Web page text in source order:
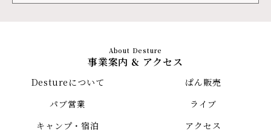
事業案内 & アクセス
Destureについて
ぱん販売
パブ営業
ライブ
キャンプ・宿泊
アクセス